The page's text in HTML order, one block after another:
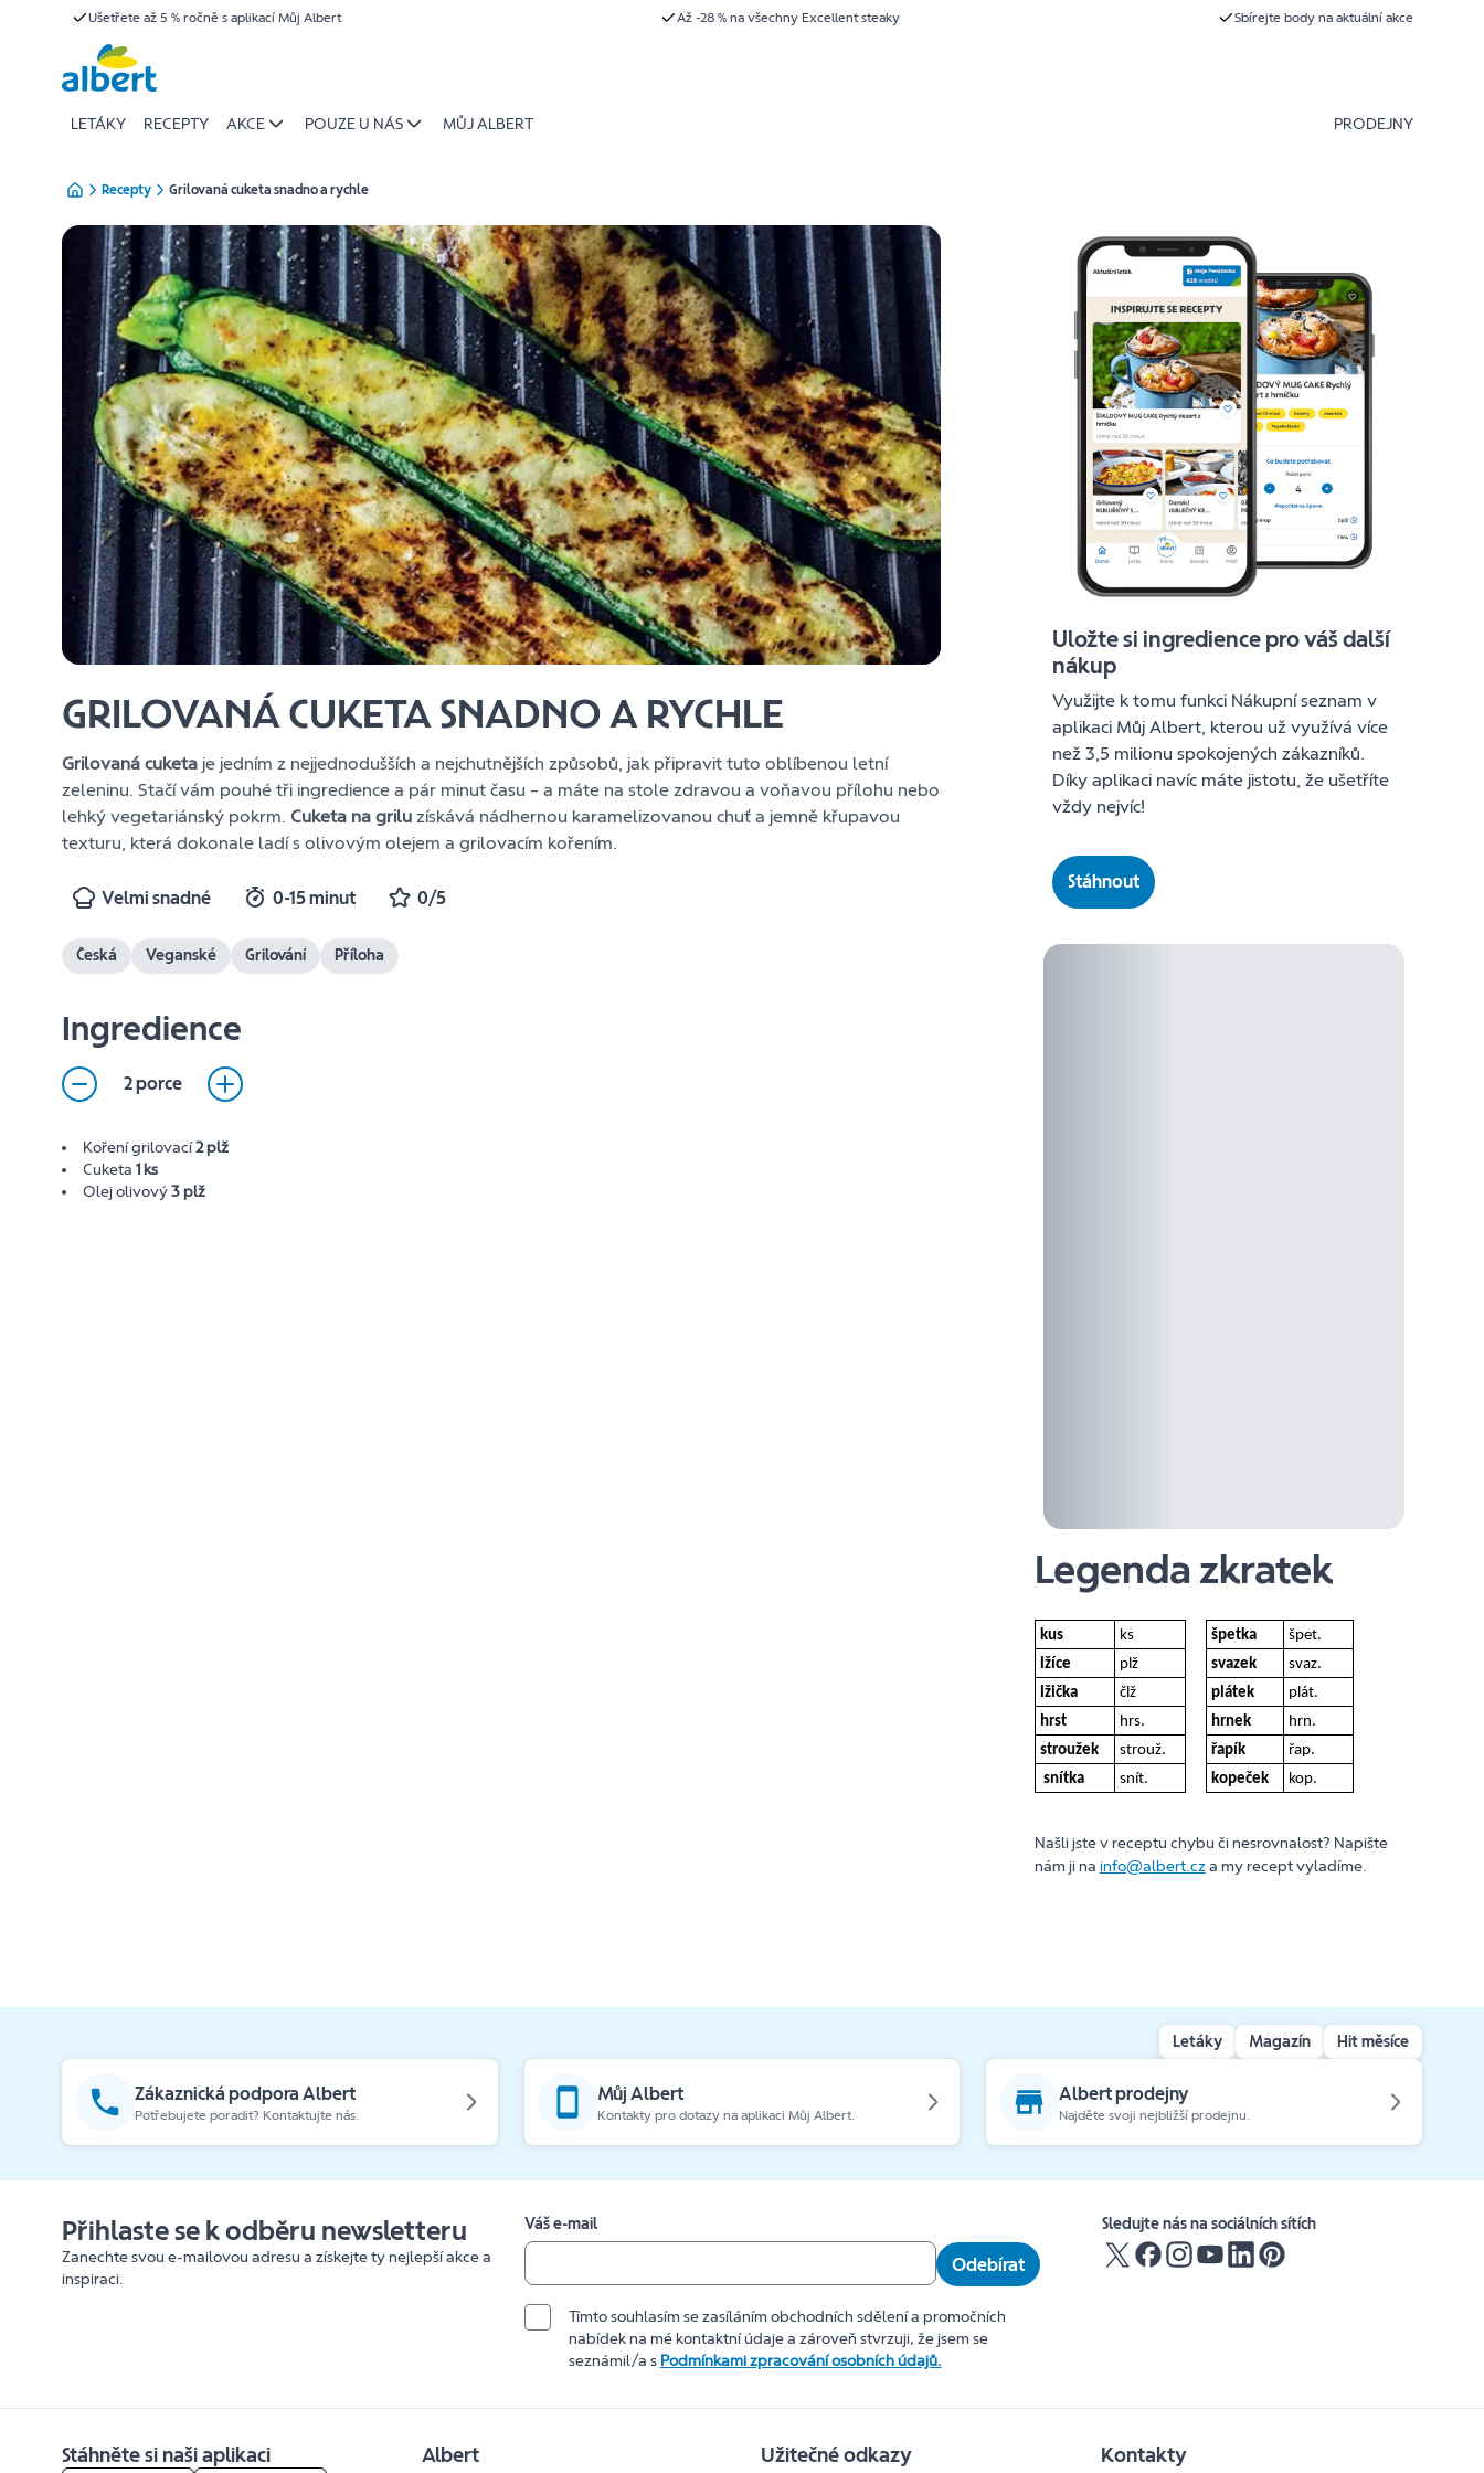
Ušetřete až 5 % ročně s aplikací Můj Albert Až -28 % na všechny Excellent steaky Sbírejte body na aktuální akce
LETÁKY RECEPTY AKCE POUZE U NÁS MŮJ ALBERT PRODEJNY
Recepty Grilovaná cuketa snadno a rychle
GRILOVANÁ CUKETA SNADNO A RYCHLE
Grilovaná cuketa je jedním z nejjednodušších a nejchutnějších způsobů, jak připravit tuto oblíbenou letní
zeleninu. Stačí vám pouhé tři ingredience a pár minut času – a máte na stole zdravou a voňavou přílohu nebo
lehký vegetariánský pokrm.Cuketa na grilu získává nádhernou karamelizovanou chuť a jemně křupavou
texturu, která dokonale ladí s olivovým olejem a grilovacím kořením.
Velmi snadné 0-15 minut 0/5
Česká Veganské Grilování Příloha
Ingredience
2 porce
Koření grilovací2 plž
Cuketa1 ks
Olej olivový3 plž
Uložte si ingredience pro váš další
nákup
Využijte k tomu funkci Nákupní seznam v
aplikaci Můj Albert, kterou už využívá více
než 3,5 milionu spokojených zákazníků.
Díky aplikaci navíc máte jistotu, že ušetříte
vždy nejvíc!
Stáhnout
Legenda zkratek
kus ks špetka
špet.
lžíce
plž svazek
svaz.
lžička
člž plátek
plát.
hrst
hrs. hrnek
hrn.
stroužek
strouž. řapík
řap.
snítka
snít. kopeček kop.
Našli jste v receptu chybu či nesrovnalost? Napište
nám ji na info@albert.cza my recept vyladíme.
Letáky Magazín Hit měsíce
Zákaznická podpora Albert
Potřebujete poradit? Kontaktujte nás.
Můj Albert
Kontakty pro dotazy na aplikaci Můj Albert.
Albert prodejny
Najděte svoji nejbližší prodejnu.
Přihlaste se k odběru newsletteru
Zanechte svou e-mailovou adresu a získejte ty nejlepší akce a
inspiraci.
Váš e-mail
Odebírat
Tímto souhlasím se zasíláním obchodních sdělení a promočních
nabídek na mé kontaktní údaje a zároveň stvrzuji, že jsem se
seznámil/a s Podmínkami zpracování osobních údajů.
Sledujte nás na sociálních sítích
Stáhněte si naši aplikaci Albert Užitečné odkazy Kontakty